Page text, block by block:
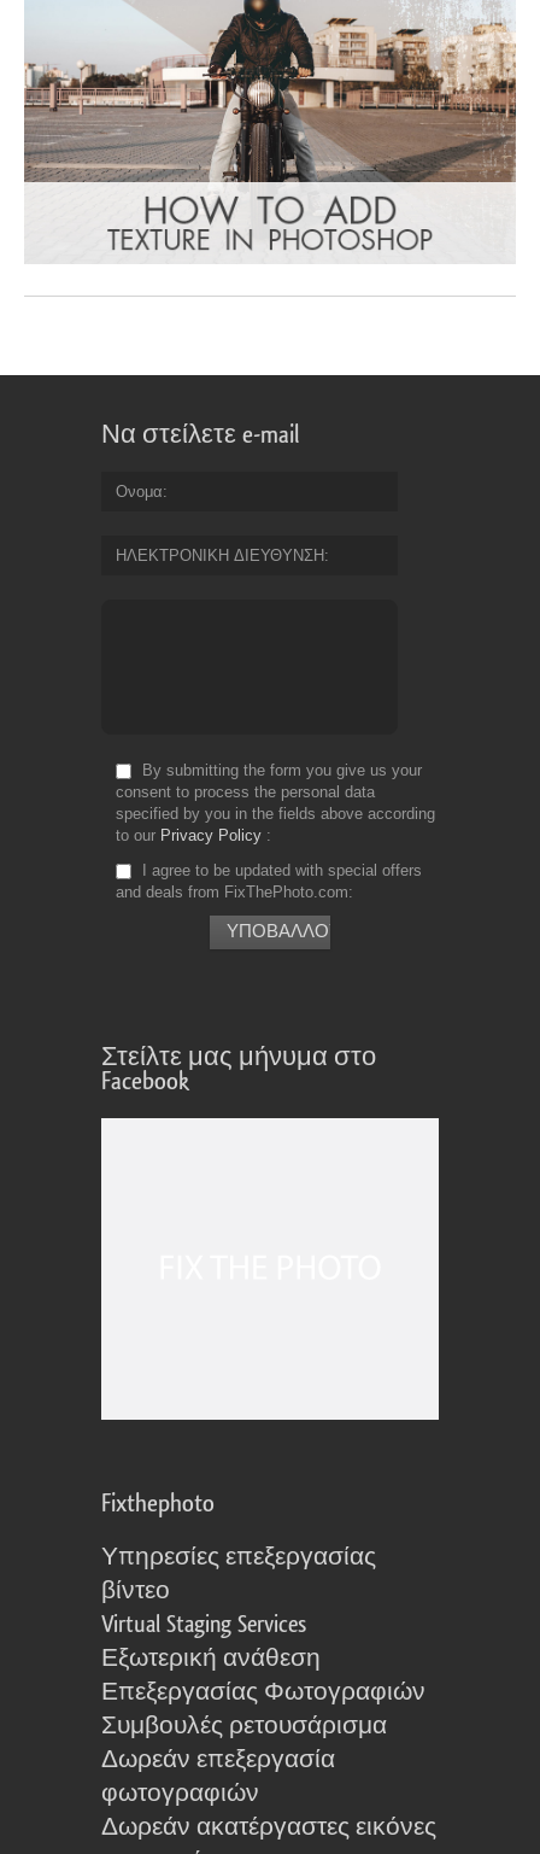
Να στείλετε e-mail
Ονομα
ΗΛΕΚΤΡΟΝΙΚΗ ΔΙΕΥΘΥΝΣΗ
By submitting the form you give us your
consent to process the personal data
specified by you in the fields above according
to our Privacy Policy
I agree to be updated with special offers
and deals from FixThePhoto.com
Στείλτε μας μήνυμα στο
Facebook
Fixthephoto
Υπηρεσίες επεξεργασίας
βίντεο
Virtual Staging Services
Εξωτερική ανάθεση
Επεξεργασίας Φωτογραφιών
Συμβουλές ρετουσάρισμα
Δωρεάν επεξεργασία
φωτογραφιών
Δωρεάν ακατέργαστες εικόνες